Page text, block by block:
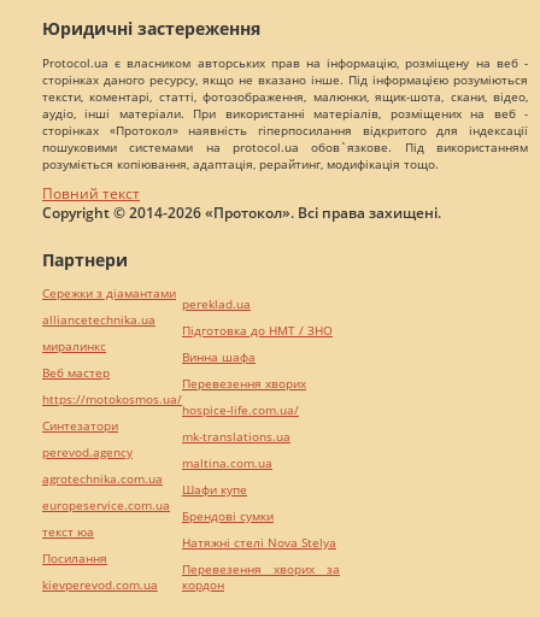
Юридичні застереження
Protocol.ua є власником авторських прав на інформацію, розміщену на веб -
сторінках даного ресурсу, якщо не вказано інше. Під інформацією розуміються
тексти, коментарі, статті, фотозображення, малюнки, ящик-шота, скани, відео,
аудіо, інші матеріали. При використанні матеріалів, розміщених на веб -
сторінках «Протокол» наявність гіперпосилання відкритого для індексації
пошуковими системами на protocol.ua обов`язкове. Під використанням
розуміється копіювання, адаптація, рерайтинг, модифікація тощо.
Повний текст
Copyright © 2014-2026 «Протокол». Всі права захищені.
Партнери
Сережки з діамантами
alliancetechnika.ua
миралинкс
Веб мастер
https://motokosmos.ua/
Синтезатори
perevod.agency
agrotechnika.com.ua
europeservice.com.ua
текст юа
Посилання
kievperevod.com.ua
pereklad.ua
Підготовка до НМТ / ЗНО
Винна шафа
Перевезення хворих
hospice-life.com.ua/
mk-translations.ua
maltina.com.ua
Шафи купе
Брендові сумки
Натяжні стелі Nova Stelya
Перевезення хворих за
кордон